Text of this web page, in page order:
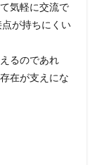
気軽に交流で
が持ちにくい
るのであれ
在が支えにな